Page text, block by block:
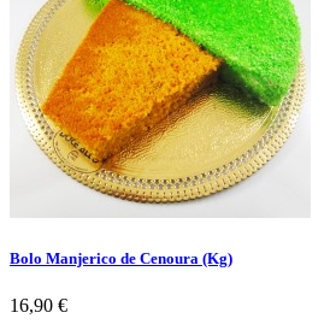
Bolo Manjerico de Cenoura (Kg)
Preço
16,90 €